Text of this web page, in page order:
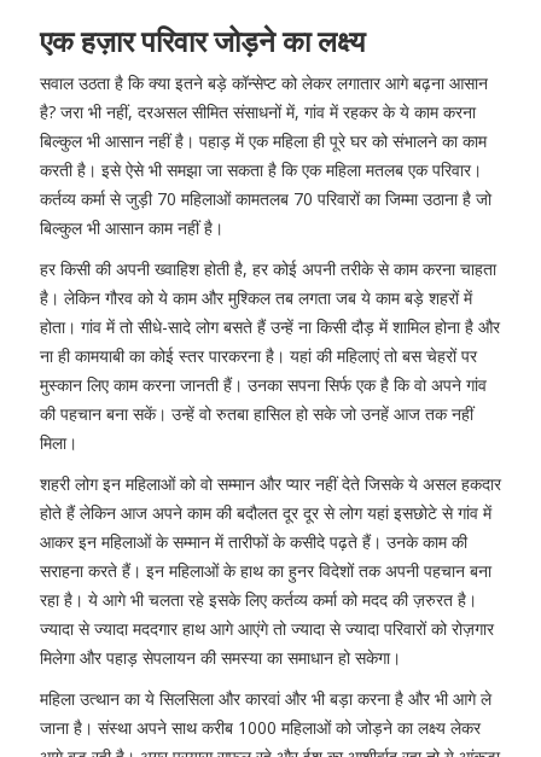
एक हज़ार परिवार जोड़ने का लक्ष्य
सवाल उठता है कि क्या इतने बड़े कॉन्सेप्ट को लेकर लगातार आगे बढ़ना आसान
है? जरा भी नहीं, दरअसल सीमित संसाधनों में, गांव में रहकर के ये काम करना
बिल्कुल भी आसान नहीं है। पहाड़ में एक महिला ही पूरे घर को संभालने का काम
करती है। इसे ऐसे भी समझा जा सकता है कि एक महिला मतलब एक परिवार।
कर्तव्य कर्मा से जुड़ी 70 महिलाओं कामतलब 70 परिवारों का जिम्मा उठाना है जो
बिल्कुल भी आसान काम नहीं है।
हर किसी की अपनी ख्वाहिश होती है, हर कोई अपनी तरीके से काम करना चाहता
है। लेकिन गौरव को ये काम और मुश्किल तब लगता जब ये काम बड़े शहरों में
होता। गांव में तो सीधे-सादे लोग बसते हैं उन्हें ना किसी दौड़ में शामिल होना है और
ना ही कामयाबी का कोई स्तर पारकरना है। यहां की महिलाएं तो बस चेहरों पर
मुस्कान लिए काम करना जानती हैं। उनका सपना सिर्फ एक है कि वो अपने गांव
की पहचान बना सकें। उन्हें वो रुतबा हासिल हो सके जो उनहें आज तक नहीं
मिला।
शहरी लोग इन महिलाओं को वो सम्मान और प्यार नहीं देते जिसके ये असल हकदार
होते हैं लेकिन आज अपने काम की बदौलत दूर दूर से लोग यहां इसछोटे से गांव में
आकर इन महिलाओं के सम्मान में तारीफों के कसीदे पढ़ते हैं। उनके काम की
सराहना करते हैं। इन महिलाओं के हाथ का हुनर विदेशों तक अपनी पहचान बना
रहा है। ये आगे भी चलता रहे इसके लिए कर्तव्य कर्मा को मदद की ज़रुरत है।
ज्यादा से ज्यादा मददगार हाथ आगे आएंगे तो ज्यादा से ज्यादा परिवारों को रोज़गार
मिलेगा और पहाड़ सेपलायन की समस्या का समाधान हो सकेगा।
महिला उत्थान का ये सिलसिला और कारवां और भी बड़ा करना है और भी आगे ले
जाना है। संस्था अपने साथ करीब 1000 महिलाओं को जोड़ने का लक्ष्य लेकर